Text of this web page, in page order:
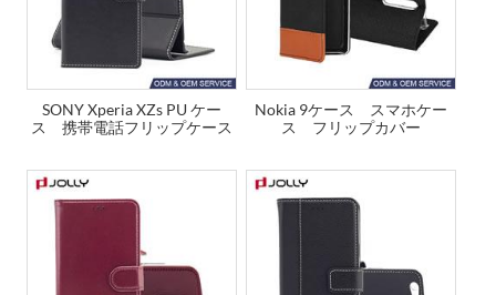
SONY Xperia XZs PU ケー
ス 携帯電話フリップケース
Nokia 9ケース スマホケー
ス フリップカバー